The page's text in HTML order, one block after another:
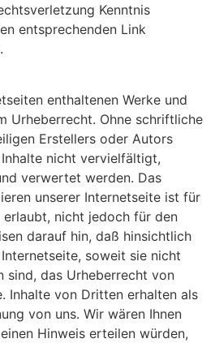
Kenntnis
entsprechenden Link
enthaltenen Werke und
Urheberrecht. Ohne schriftliche
Erstellers oder Autors
nicht vervielfältigt,
verwertet werden. Das
unserer Internetseite ist für
nicht jedoch für den
darauf hin, daß hinsichtlich
soweit sie nicht
sind, das Urheberrecht von
Inhalte von Dritten erhalten als
von uns. Wir wären Ihnen
Hinweis erteilen würden,